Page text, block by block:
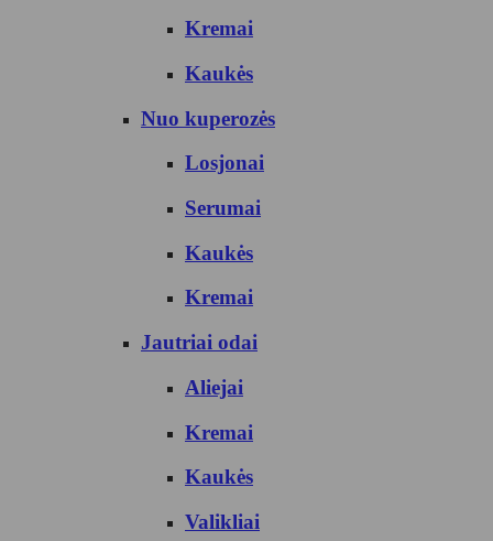
Kremai
Kaukės
Nuo kuperozės
Losjonai
Serumai
Kaukės
Kremai
Jautriai odai
Aliejai
Kremai
Kaukės
Valikliai